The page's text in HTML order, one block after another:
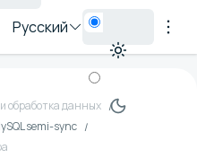
Русский
обработка данных
semi-sync